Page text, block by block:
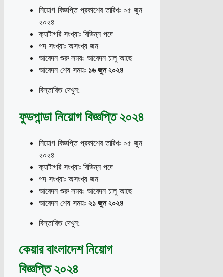
নিয়োগ বিজ্ঞপ্তি প্রকাশের তারিখঃ ০৫ জুন
২০২৪
ক্যাটাগরি সংখ্যাঃ বিভিন্ন পদে
পদ সংখ্যাঃ অসংখ্য জন
আবেদন শুরু সময়ঃ আবেদন চালু আছে
আবেদন শেষ সময়ঃ ১৬ জুন ২০২৪
বিস্তারিত দেখুন:
ফুডপান্ডা নিয়োগ বিজ্ঞপ্তি ২০২৪
নিয়োগ বিজ্ঞপ্তি প্রকাশের তারিখঃ ০৫ জুন
২০২৪
ক্যাটাগরি সংখ্যাঃ বিভিন্ন পদে
পদ সংখ্যাঃ অসংখ্য জন
আবেদন শুরু সময়ঃ আবেদন চালু আছে
আবেদন শেষ সময়ঃ ২১ জুন ২০২৪
বিস্তারিত দেখুন:
কেয়ার বাংলাদেশ নিয়োগ
বিজ্ঞপ্তি ২০২৪